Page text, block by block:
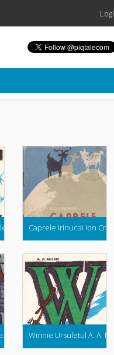
Perrault (Colectia Abc ul
Caprele Irinucai Ion
(Colectia Abc ul Povestilor)
Winnie Ursuletul A. A.